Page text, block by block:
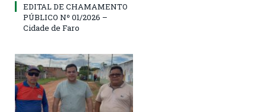
EDITAL DE CHAMAMENTO
PÚBLICO Nº 01/2026 –
Cidade de Faro